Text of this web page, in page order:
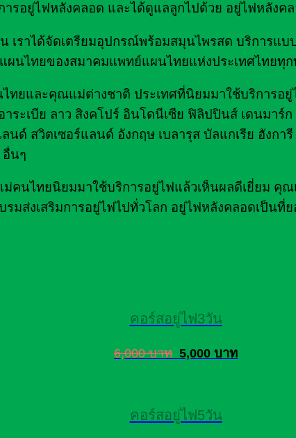
ารอยู่ไฟหลังคลอด และได้ดูแลลูกไปด้วย อยู่ไฟหลังค
น เราได้จัดเตรียมอุปกรณ์พร้อมสมุนไพรสด บริการ
ผนไทยของสมาคมแพทย์แผนไทยแห่งประเทศไทยทุ
ยและคุณแม่ต่างชาติ ประเทศที่นิยมมาใช้บริการอ
าระเบีย ลาว สิงคโปร์ อินโดนีเซีย ฟิลิปปินส์ เดนมา
ลนด์ สวิตเซอร์แลนด์ อังกฤษ เบลารุส บัลแกเรีย ฮังกา
อื่นๆ
คนไทยนิยมมาใช้บริการอยู่ไฟแล้วเห็นผลดีเยี่ยม คุ
มส่งเสริมการอยู่ไฟไปทั่วโลก อยู่ไฟหลังคลอดเป็นที่
คอร์สอยู่ไฟ3วัน
6,000 บาท 5,000 บาท
คอร์สอยู่ไฟ5วัน